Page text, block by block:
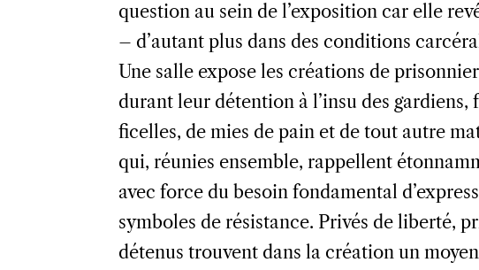
question au sein de l’exposition car elle
– d’autant plus dans des conditions
Une salle expose les créations de
durant leur détention à l’insu des gardiens,
ficelles, de mies de pain et de tout autre
qui, réunies ensemble, rappellent
avec force du besoin fondamental
symboles de résistance. Privés de liberté,
détenus trouvent dans la création un